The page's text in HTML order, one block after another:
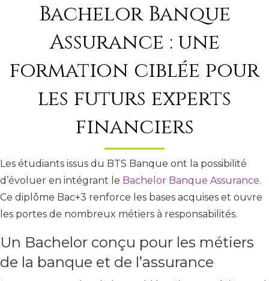
Bachelor Banque
Assurance : une
formation ciblée pour
les futurs experts
financiers
Les étudiants issus du BTS Banque ont la possibilité
d’évoluer en intégrant le Bachelor Banque Assurance.
Ce diplôme Bac+3 renforce les bases acquises et ouvre
les portes de nombreux métiers à responsabilités.
Un Bachelor conçu pour les métiers
de la banque et de l’assurance